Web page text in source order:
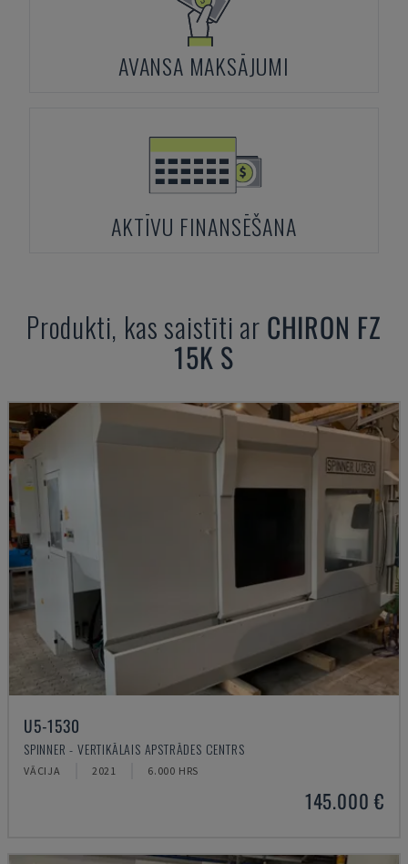
AVANSA MAKSĀJUMI
AKTĪVU FINANSĒŠANA
Produkti, kas saistīti ar CHIRON FZ
15K S
U5-1530
SPINNER - VERTIKĀLAIS APSTRĀDES CENTRS
VĀCIJA 2021 6.000 HRS
145.000 €